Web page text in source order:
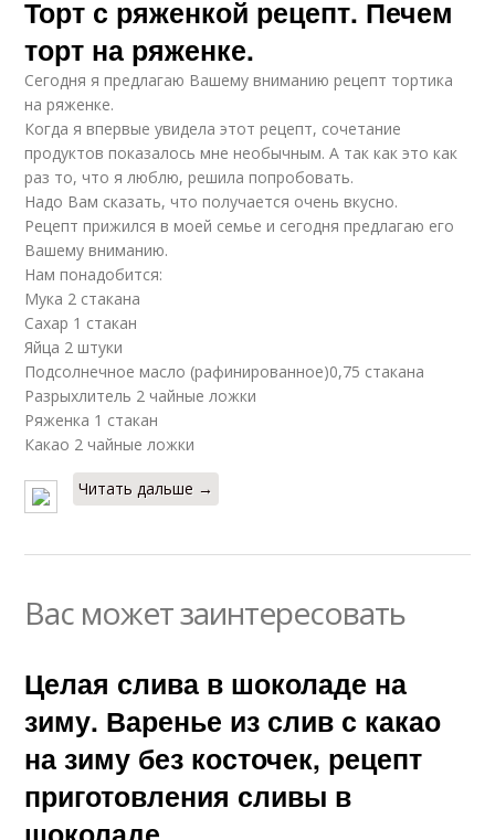
Вкусный торт Торт на ряженке
Торт с ряженкой рецепт. Печем
торт на ряженке.
Сегодня я предлагаю Вашему вниманию рецепт тортика
на ряженке.
Когда я впервые увидела этот рецепт, сочетание
продуктов показалось мне необычным. А так как это как
раз то, что я люблю, решила попробовать.
Надо Вам сказать, что получается очень вкусно.
Рецепт прижился в моей семье и сегодня предлагаю его
Вашему вниманию.
Нам понадобится:
Мука 2 стакана
Сахар 1 стакан
Яйца 2 штуки
Подсолнечное масло (рафинированное)0,75 стакана
Разрыхлитель 2 чайные ложки
Ряженка 1 стакан
Какао 2 чайные ложки
Читать дальше →
Вас может заинтересовать
Целая слива в шоколаде на
зиму. Варенье из слив с какао
на зиму без косточек, рецепт
приготовления сливы в